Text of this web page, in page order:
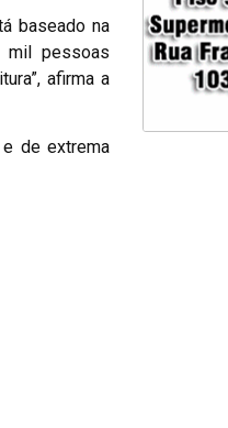
baseado na
mil pessoas
afirma a
de extrema